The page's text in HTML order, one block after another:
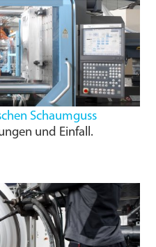
Schaumguss
und Einfall.